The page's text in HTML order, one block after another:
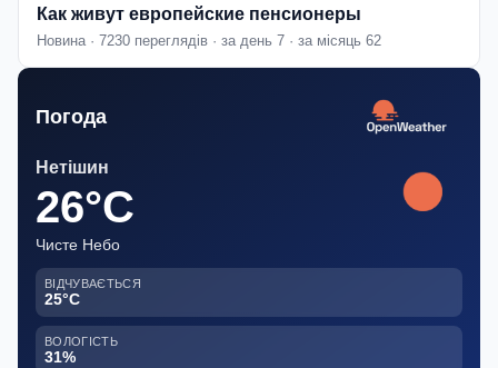
Как живут европейские пенсионеры
Новина · 7230 переглядів · за день 7 · за місяць 62
Погода
Нетішин
26°C
Чисте Небо
ВІДЧУВАЄТЬСЯ
25°C
ВОЛОГІСТЬ
31%